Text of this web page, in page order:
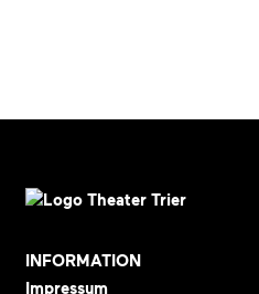
INFORMATION
Impressum